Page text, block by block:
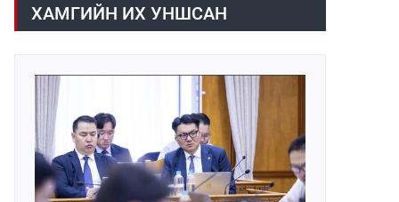
мэдүүлсэн хууль, Улсын Их Хурлын
бусад шийдвэрийн төслийг
хэлэлцүүлэх, Улсын Их Хурлын
хяналтыг хэрэгжүүлэх, хуульд
тусгайлан заасан асуудлаар Улсын
Их Хурлын тогтоолын төсөл
боловсруулах чиг үүргээ
хэрэгжүүлэн ажиллажээ.
ХАМГИЙН ИХ УНШСАН